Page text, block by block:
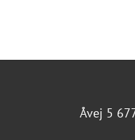
Åvej 5